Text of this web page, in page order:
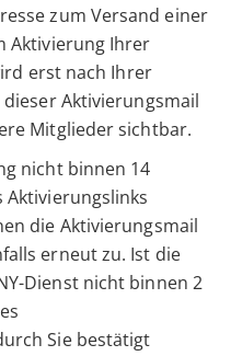
zum Versand einer
Aktivierung Ihrer
erst nach Ihrer
Aktivierungsmail
Mitglieder sichtbar.
nicht binnen 14
Aktivierungslinks
die Aktivierungsmail
erneut zu. Ist die
Dienst nicht binnen 2
Sie bestätigt